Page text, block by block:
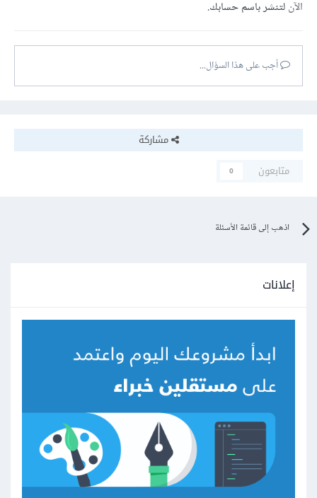
الآنلتنشر باسم حسابك.
أجب على هذا السؤال...
مشاركة
متابعون
0
اذهب إلى قائمة الأسئلة
إعلانات